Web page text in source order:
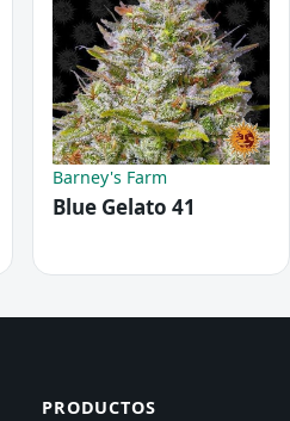
Barney's Farm
Blue Gelato 41
PRODUCTOS